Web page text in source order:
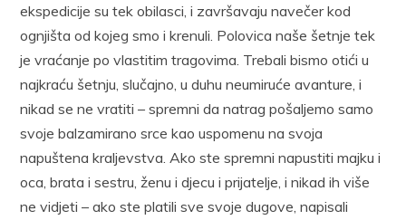
ekspedicije su tek obilasci, i završavaju navečer kod
ognjišta od kojeg smo i krenuli. Polovica naše šetnje tek
je vraćanje po vlastitim tragovima. Trebali bismo otići u
najkraću šetnju, slučajno, u duhu neumiruće avanture, i
nikad se ne vratiti – spremni da natrag pošaljemo samo
svoje balzamirano srce kao uspomenu na svoja
napuštena kraljevstva. Ako ste spremni napustiti majku i
oca, brata i sestru, ženu i djecu i prijatelje, i nikad ih više
ne vidjeti – ako ste platili sve svoje dugove, napisali